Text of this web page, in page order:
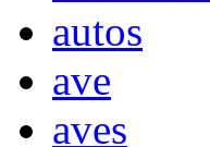
autos
ave
aves